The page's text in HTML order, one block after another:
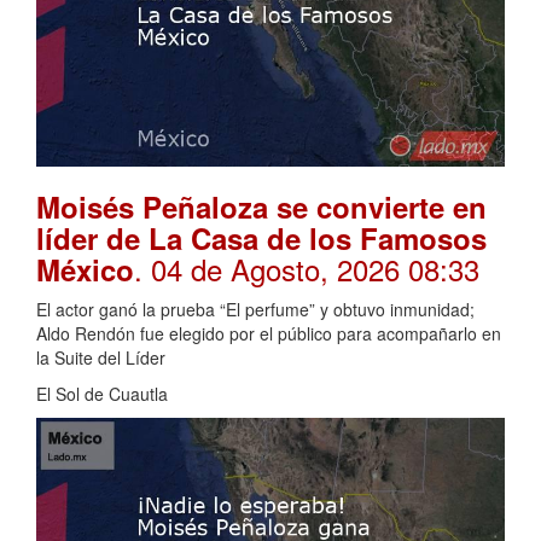
Moisés Peñaloza se convierte en
líder de La Casa de los Famosos
México. 04 de Agosto, 2026 08:33
El actor ganó la prueba “El perfume” y obtuvo inmunidad;
Aldo Rendón fue elegido por el público para acompañarlo en
la Suite del Líder
El Sol de Cuautla